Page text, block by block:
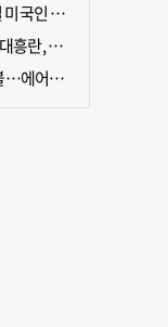
부산서 550만 원 상당 분실 미국인 관광객, 경찰 도움으로 되찾아
‘멸종위기 야생생물 Ⅱ급’ 대흥란, 지리산 새 서식지 확인
부산 동래구 아파트에서 불…에어컨에서 발화 추정